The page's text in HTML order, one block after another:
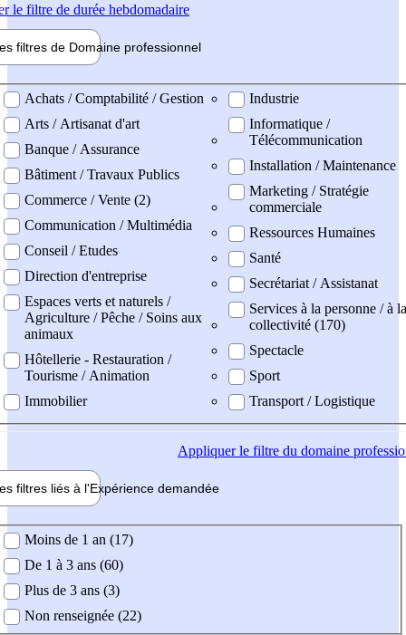
le filtre de durée hebdomadaire
filtres de Domaine professionnel
professionel
Achats / Comptabilité / Gestion
Arts / Artisanat d'art
Banque / Assurance
Bâtiment / Travaux Publics
Commerce / Vente (2)
Communication / Multimédia
Conseil / Etudes
Direction d'entreprise
Espaces verts et naturels /
Agriculture / Pêche / Soins aux
animaux
Hôtellerie - Restauration /
Tourisme / Animation
Immobilier
Industrie
Informatique /
Télécommunication
Installation / Maintenance
Marketing / Stratégie
commerciale
Ressources Humaines
Santé
Secrétariat / Assistanat
Services à la personne / à la
collectivité (170)
Spectacle
Sport
Transport / Logistique
Appliquerle filtre du domaine
filtres liés à l'Expérience demandée
demandée
Moins de 1 an (17)
De 1 à 3 ans (60)
Plus de 3 ans (3)
Non renseignée (22)